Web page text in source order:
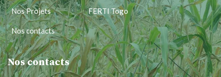
Nos Projets
Nos contacts
FERTI Togo
Nos contacts